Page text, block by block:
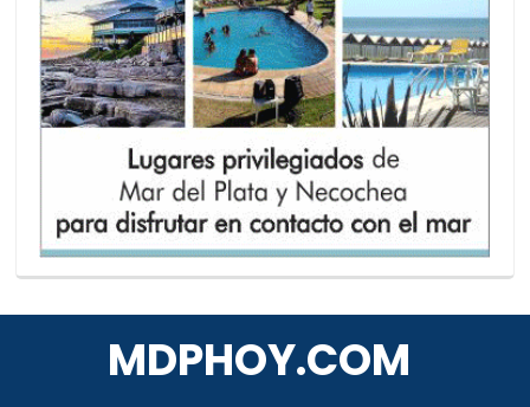
MDPHOY.COM